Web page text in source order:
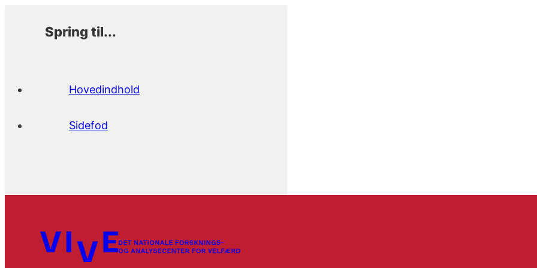
Spring til...
Hovedindhold
Sidefod